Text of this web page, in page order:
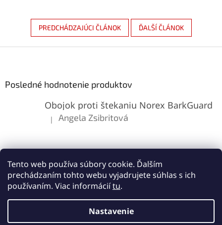
Tento web používa súbory cookie. Ďalším
prechádzaním tohto webu vyjadrujete súhlas s ich
používaním. Viac informáciítu.
Nastavenie
PREDCHÁDZAJÚCI ČLÁNOK ĎALŠÍ ČLÁNOK
Posledné hodnotenie produktov
Obojok proti štekaniu Norex BarkGuard
Hodnotenie produktu je 5 z 5 hviezdičiek.
| Angela Zsibritová
Vytvoril Shoptet